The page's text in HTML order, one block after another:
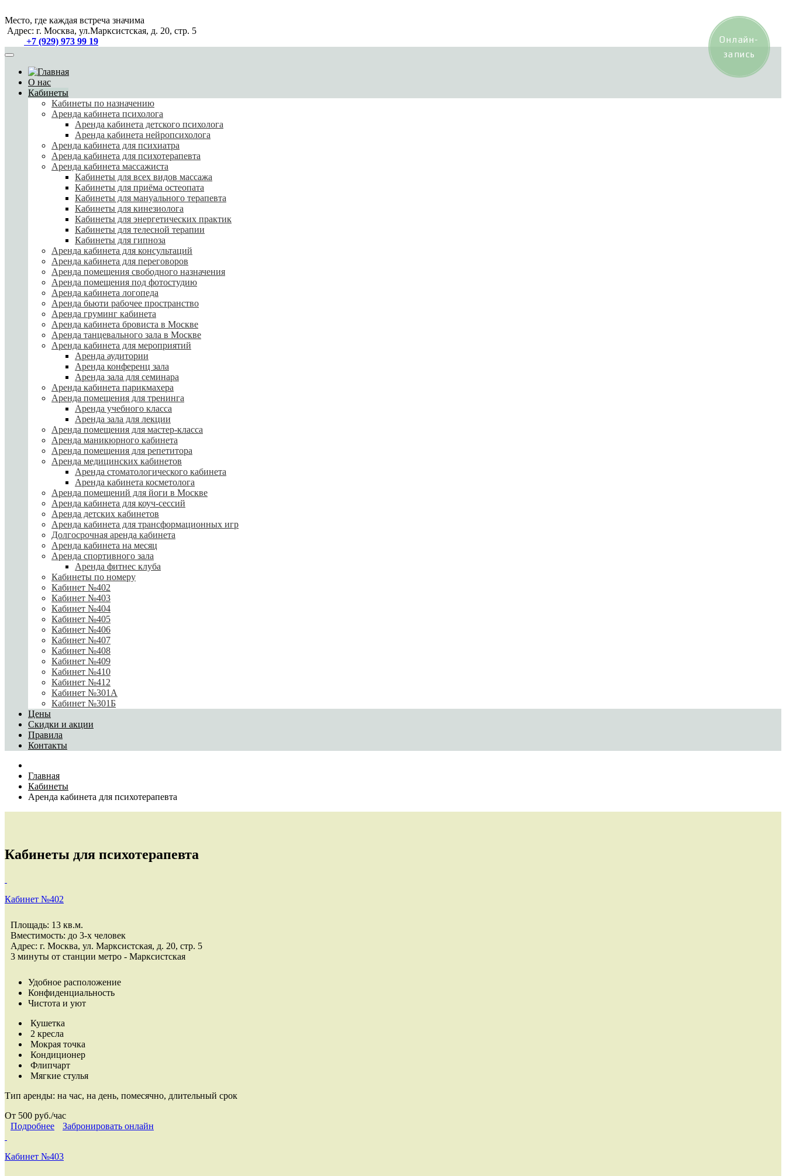
Место, где каждая встреча значима
Адрес: г. Москва, ул.Марксистская, д. 20, стр. 5
+7 (929) 973 99 19
О нас
Кабинеты
Кабинеты по назначению
Аренда кабинета психолога
Аренда кабинета детского психолога
Аренда кабинета нейропсихолога
Аренда кабинета для психиатра
Аренда кабинета для психотерапевта
Аренда кабинета массажиста
Кабинеты для всех видов массажа
Кабинеты для приёма остеопата
Кабинеты для мануального терапевта
Кабинеты для кинезиолога
Кабинеты для энергетических практик
Кабинеты для телесной терапии
Кабинеты для гипноза
Аренда кабинета для консультаций
Аренда кабинета для переговоров
Аренда помещения свободного назначения
Аренда помещения под фотостудию
Аренда кабинета логопеда
Аренда бьюти рабочее пространство
Аренда груминг кабинета
Аренда кабинета бровиста в Москве
Аренда танцевального зала в Москве
Аренда кабинета для мероприятий
Аренда аудитории
Аренда конференц зала
Аренда зала для семинара
Аренда кабинета парикмахера
Аренда помещения для тренинга
Аренда учебного класса
Аренда зала для лекции
Аренда помещения для мастер-класса
Аренда маникюрного кабинета
Аренда помещения для репетитора
Аренда медицинских кабинетов
Аренда стоматологического кабинета
Аренда кабинета косметолога
Аренда помещений для йоги в Москве
Аренда кабинета для коуч-сессий
Аренда детских кабинетов
Аренда кабинета для трансформационных игр
Долгосрочная аренда кабинета
Аренда кабинета на месяц
Аренда спортивного зала
Аренда фитнес клуба
Кабинеты по номеру
Кабинет №402
Кабинет №403
Кабинет №404
Кабинет №405
Кабинет №406
Кабинет №407
Кабинет №408
Кабинет №409
Кабинет №410
Кабинет №412
Кабинет №301А
Кабинет №301Б
Цены
Скидки и акции
Правила
Контакты
Главная
Кабинеты
Аренда кабинета для психотерапевта
Кабинеты для психотерапевта
Кабинет №402
Площадь: 13 кв.м.
Вместимость: до 3-х человек
Адрес: г. Москва, ул. Марксистская, д. 20, стр. 5
3 минуты от станции метро - Марксистская
Удобное расположение
Конфиденциальность
Чистота и уют
Кушетка
2 кресла
Мокрая точка
Кондиционер
Флипчарт
Мягкие стулья
Тип аренды: на час, на день, помесячно, длительный срок
От 500 руб./час
Подробнее
Забронировать онлайн
Кабинет №403
Онлайн-
запись